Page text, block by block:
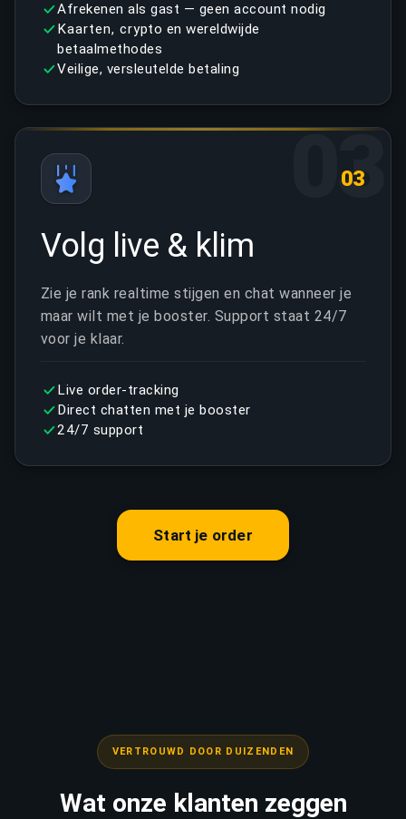
Afrekenen als gast — geen account nodig
Kaarten, crypto en wereldwijde
betaalmethodes
Veilige, versleutelde betaling
03
03
Volg live & klim
Zie je rank realtime stijgen en chat wanneer je
maar wilt met je booster. Support staat 24/7
voor je klaar.
Live order-tracking
Direct chatten met je booster
24/7 support
Start je order
VERTROUWD DOOR DUIZENDEN
Wat onze klanten zeggen